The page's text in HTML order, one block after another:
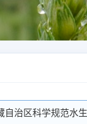
自治区科学规范水